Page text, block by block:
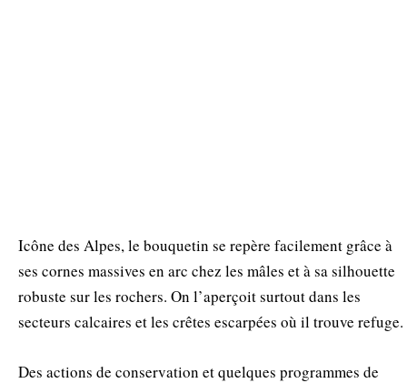
Icône des Alpes, le bouquetin se repère facilement grâce à
ses cornes massives en arc chez les mâles et à sa silhouette
robuste sur les rochers. On l’aperçoit surtout dans les
secteurs calcaires et les crêtes escarpées où il trouve refuge.
Des actions de conservation et quelques programmes de